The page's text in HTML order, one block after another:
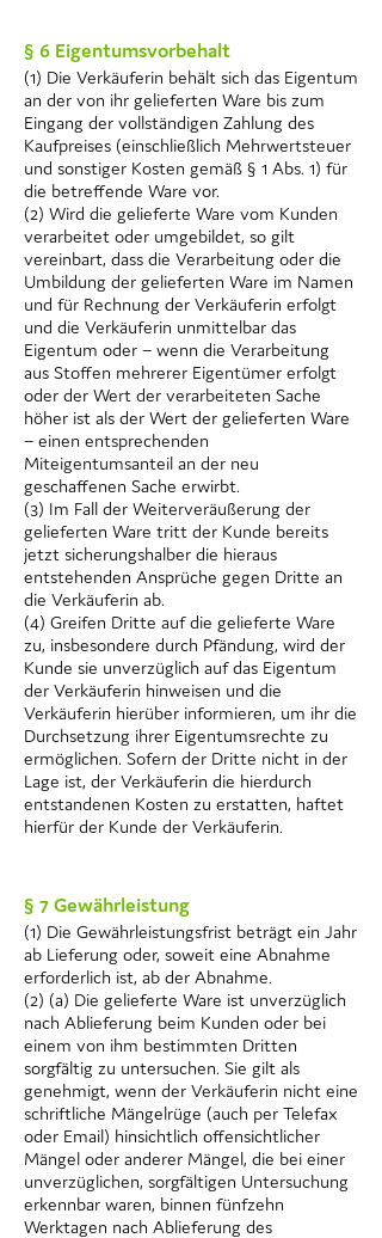
§ 6 Eigentumsvorbehalt
(1) Die Verkäuferin behält sich das Eigentum
an der von ihr gelieferten Ware bis zum
Eingang der vollständigen Zahlung des
Kaufpreises (einschließlich Mehrwertsteuer
und sonstiger Kosten gemäß § 1 Abs. 1) für
die betreffende Ware vor.
(2) Wird die gelieferte Ware vom Kunden
verarbeitet oder umgebildet, so gilt
vereinbart, dass die Verarbeitung oder die
Umbildung der gelieferten Ware im Namen
und für Rechnung der Verkäuferin erfolgt
und die Verkäuferin unmittelbar das
Eigentum oder – wenn die Verarbeitung
aus Stoffen mehrerer Eigentümer erfolgt
oder der Wert der verarbeiteten Sache
höher ist als der Wert der gelieferten Ware
– einen entsprechenden
Miteigentumsanteil an der neu
geschaffenen Sache erwirbt.
(3) Im Fall der Weiterveräußerung der
gelieferten Ware tritt der Kunde bereits
jetzt sicherungshalber die hieraus
entstehenden Ansprüche gegen Dritte an
die Verkäuferin ab.
(4) Greifen Dritte auf die gelieferte Ware
zu, insbesondere durch Pfändung, wird der
Kunde sie unverzüglich auf das Eigentum
der Verkäuferin hinweisen und die
Verkäuferin hierüber informieren, um ihr die
Durchsetzung ihrer Eigentumsrechte zu
ermöglichen. Sofern der Dritte nicht in der
Lage ist, der Verkäuferin die hierdurch
entstandenen Kosten zu erstatten, haftet
hierfür der Kunde der Verkäuferin.
§ 7 Gewährleistung
(1) Die Gewährleistungsfrist beträgt ein Jahr
ab Lieferung oder, soweit eine Abnahme
erforderlich ist, ab der Abnahme.
(2) (a) Die gelieferte Ware ist unverzüglich
nach Ablieferung beim Kunden oder bei
einem von ihm bestimmten Dritten
sorgfältig zu untersuchen. Sie gilt als
genehmigt, wenn der Verkäuferin nicht eine
schriftliche Mängelrüge (auch per Telefax
oder Email) hinsichtlich offensichtlicher
Mängel oder anderer Mängel, die bei einer
unverzüglichen, sorgfältigen Untersuchung
erkennbar waren, binnen fünfzehn
Werktagen nach Ablieferung des